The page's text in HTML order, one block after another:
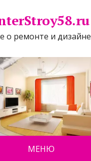
о ремонте и дизайне
МЕНЮ